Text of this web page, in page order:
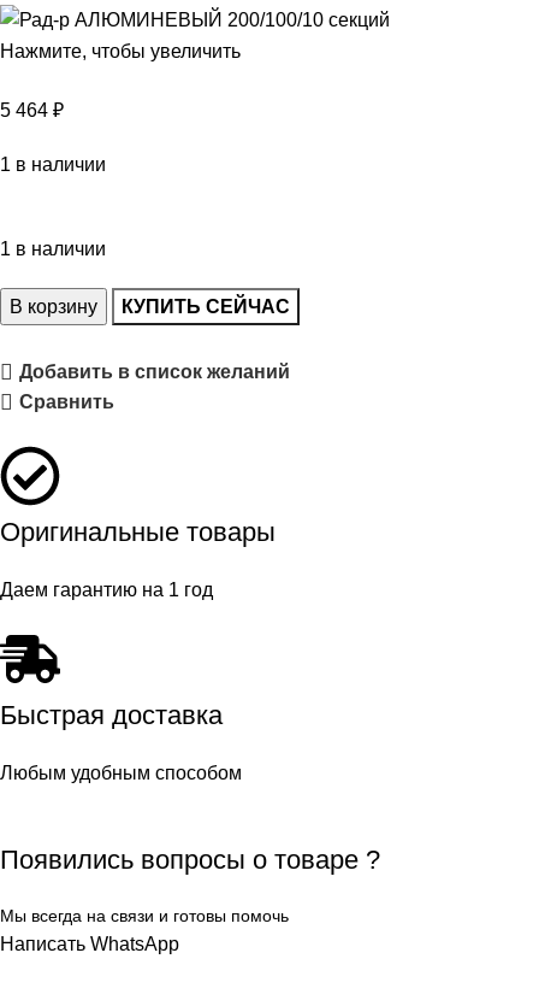
Нажмите, чтобы увеличить
5 464 ₽
1 в наличии
1 в наличии
В корзину КУПИТЬ СЕЙЧАС
Добавить в список желаний
Сравнить
Оригинальные товары
Даем гарантию на 1 год
Быстрая доставка
Любым удобным способом
Появились вопросы о товаре ?
Мы всегда на связи и готовы помочь
Написать WhatsApp